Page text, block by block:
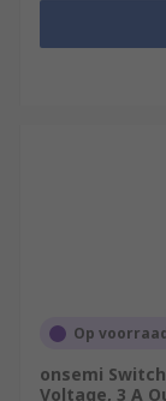
Op
onsemi
Voltage, 3 A